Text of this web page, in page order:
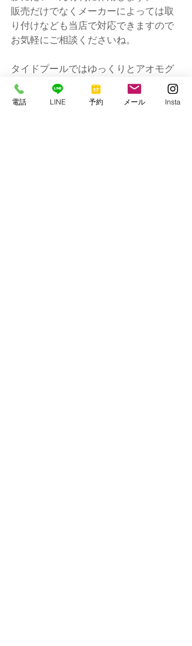
販売だけでなくメーカーによっては取
り付けなども当店で対応できますので
お気軽にご相談くださいね。
タイドプールではゆっくりとアオモグ
サがはがれてきています。
緑抜きが撮りたい方は4月中がオススメ
電話 LINE 予約 メール Insta